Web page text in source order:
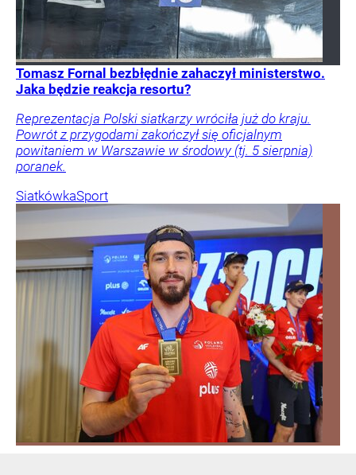
Tomasz Fornal bezbłędnie zahaczył ministerstwo.
Jaka będzie reakcja resortu?
Reprezentacja Polski siatkarzy wróciła już do kraju.
Powrót z przygodami zakończył się oficjalnym
powitaniem w Warszawie w środowy (tj. 5 sierpnia)
poranek.
SiatkówkaSport